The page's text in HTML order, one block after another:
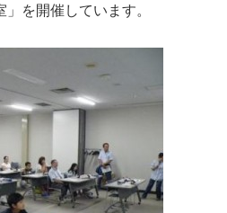
を開催しています。